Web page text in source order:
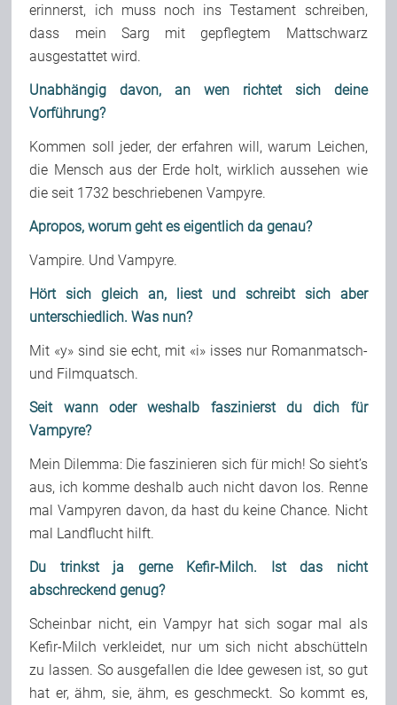
erinnerst, ich muss noch ins Testament schreiben,
dass mein Sarg mit gepflegtem Mattschwarz
ausgestattet wird.
Unabhängig davon, an wen richtet sich deine
Vorführung?
Kommen soll jeder, der erfahren will, warum Leichen,
die Mensch aus der Erde holt, wirklich aussehen wie
die seit 1732 beschriebenen Vampyre.
Apropos, worum geht es eigentlich da genau?
Vampire. Und Vampyre.
Hört sich gleich an, liest und schreibt sich aber
unterschiedlich. Was nun?
Mit «y» sind sie echt, mit «i» isses nur Romanmatsch-
und Filmquatsch.
Seit wann oder weshalb faszinierst du dich für
Vampyre?
Mein Dilemma: Die faszinieren sich für mich! So sieht’s
aus, ich komme deshalb auch nicht davon los. Renne
mal Vampyren davon, da hast du keine Chance. Nicht
mal Landflucht hilft.
Du trinkst ja gerne Kefir-Milch. Ist das nicht
abschreckend genug?
Scheinbar nicht, ein Vampyr hat sich sogar mal als
Kefir-Milch verkleidet, nur um sich nicht abschütteln
zu lassen. So ausgefallen die Idee gewesen ist, so gut
hat er, ähm, sie, ähm, es geschmeckt. So kommt es,